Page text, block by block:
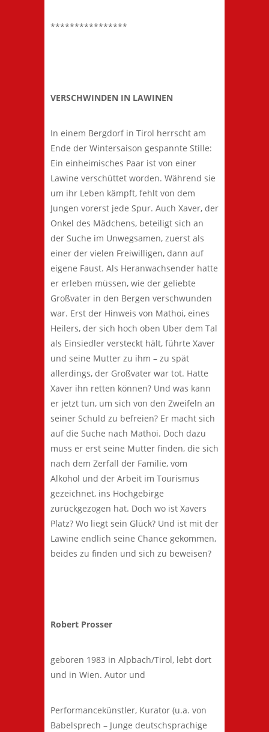
****************
VERSCHWINDEN IN LAWINEN
In einem Bergdorf in Tirol herrscht am
Ende der Wintersaison gespannte Stille:
Ein einheimisches Paar ist von einer
Lawine verschüttet worden. Während sie
um ihr Leben kämpft, fehlt von dem
Jungen vorerst jede Spur. Auch Xaver, der
Onkel des Mädchens, beteiligt sich an
der Suche im Unwegsamen, zuerst als
einer der vielen Freiwilligen, dann auf
eigene Faust. Als Heranwachsender hatte
er erleben müssen, wie der geliebte
Großvater in den Bergen verschwunden
war. Erst der Hinweis von Mathoi, eines
Heilers, der sich hoch oben Uber dem Tal
als Einsiedler versteckt hält, führte Xaver
und seine Mutter zu ihm – zu spät
allerdings, der Großvater war tot. Hatte
Xaver ihn retten können? Und was kann
er jetzt tun, um sich von den Zweifeln an
seiner Schuld zu befreien? Er macht sich
auf die Suche nach Mathoi. Doch dazu
muss er erst seine Mutter finden, die sich
nach dem Zerfall der Familie, vom
Alkohol und der Arbeit im Tourismus
gezeichnet, ins Hochgebirge
zurückgezogen hat. Doch wo ist Xavers
Platz? Wo liegt sein Glück? Und ist mit der
Lawine endlich seine Chance gekommen,
beides zu finden und sich zu beweisen?
Robert Prosser
geboren 1983 in Alpbach/Tirol, lebt dort
und in Wien. Autor und
Performancekünstler, Kurator (u.a. von
Babelsprech – Junge deutschsprachige